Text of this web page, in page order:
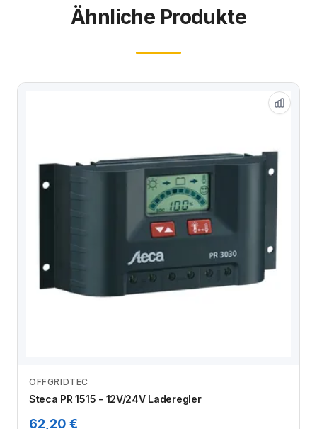
Ähnliche Produkte
OFFGRIDTEC
Steca PR 1515 - 12V/24V Laderegler
62,20 €